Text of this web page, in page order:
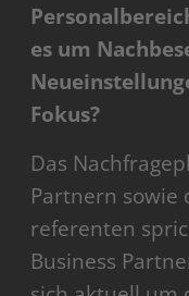
es um
Fokus?
Das
Partnern sowie
referenten
Business